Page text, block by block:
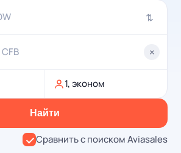
⇄
CFB ×
1, эконом
Найти
Сравнить с поиском Aviasales